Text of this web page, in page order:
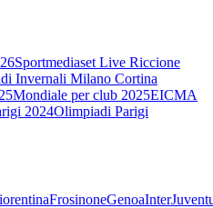
Sportmediaset Live Riccione
Invernali Milano Cortina
Mondiale per club 2025EICMA
2024Olimpiadi Parigi
FrosinoneGenoaInter